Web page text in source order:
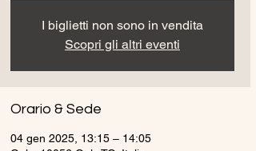
I biglietti non sono in vendita
Scopri gli altri eventi
Orario & Sede
04 gen 2025, 13:15 – 14:05